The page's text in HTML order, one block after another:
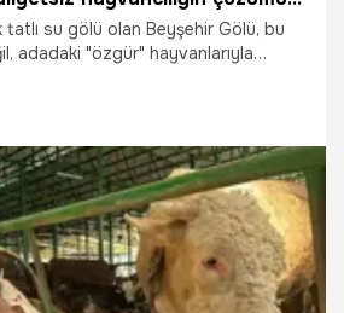
tatlı su gölü olan Beyşehir Gölü, bu
adadaki "özgür" hayvanlarıyla
ulaşamadığı adada, hayvanlar
meralarla besleniyor. Balık av
gidemeyen Açar’ın 1,5 ay sonra AA
"yavru sürprizi" ise